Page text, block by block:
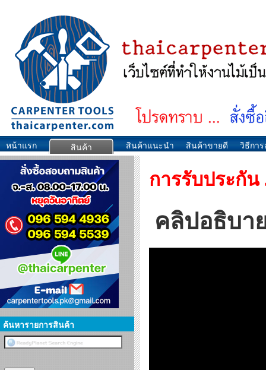
หน้าแรก สินค้า สินค้าแนะนำ สินค้าขายดี วิธีกา
ค้นหารายการสินค้า
การรับประกัน
คลิปอธิบา